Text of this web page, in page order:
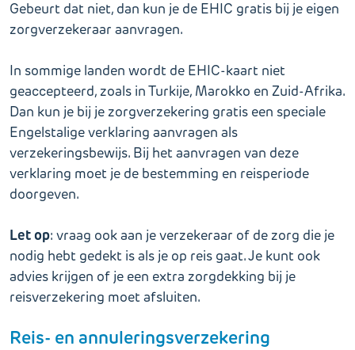
Gebeurt dat niet, dan kun je de EHIC gratis bij je eigen
zorgverzekeraar aanvragen.
In sommige landen wordt de EHIC-kaart niet
geaccepteerd, zoals in Turkije, Marokko en Zuid-Afrika.
Dan kun je bij je zorgverzekering gratis een speciale
Engelstalige verklaring aanvragen als
verzekeringsbewijs. Bij het aanvragen van deze
verklaring moet je de bestemming en reisperiode
doorgeven.
Let op: vraag ook aan je verzekeraar of de zorg die je
nodig hebt gedekt is als je op reis gaat. Je kunt ook
advies krijgen of je een extra zorgdekking bij je
reisverzekering moet afsluiten.
Reis- en annuleringsverzekering